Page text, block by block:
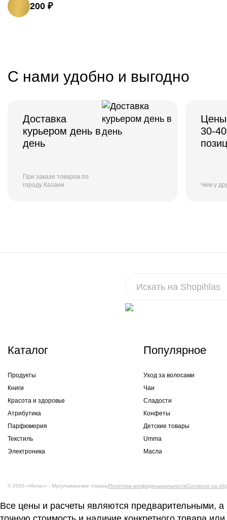
200 ₽
С нами удобно и выгодно
Доставка
курьером день в
день
При заказе товаров по
городу Казани
30-
Чем у
Каталог
Продукты
Книги
Красота и здоровье
Атрибутика
Парфюмерия
Текстиль
Электроника
Популярное
Уход за волосами
Чаи
Сладости
Конфеты
Детские товары
Umma
Масла
© 2026 «Ихлас» - Мусульманские товарыПолитика конфиденциальностиСогласие на
Все цены и расчеты являются предварительными, а